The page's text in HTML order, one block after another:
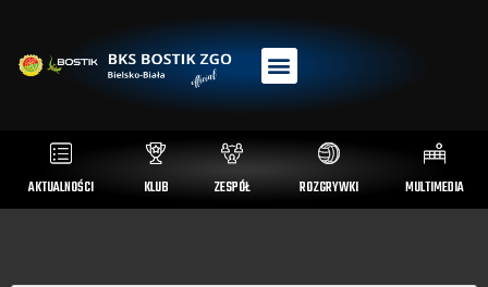
AKTUALNOŚCI KLUB ZESPÓŁ ROZGRYWKI MULTIMEDIA